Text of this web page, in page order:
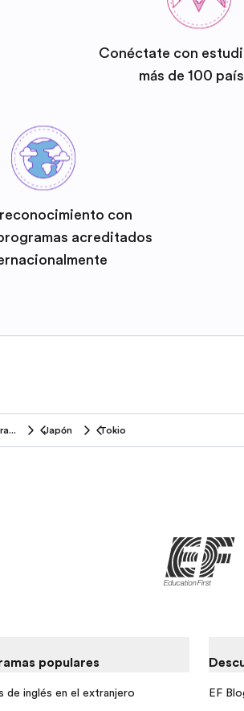
Conéctate con
más de 100
con
acreditados
Universidades en el extranjero Japón Tokio
populares
de inglés en el extranjero EF